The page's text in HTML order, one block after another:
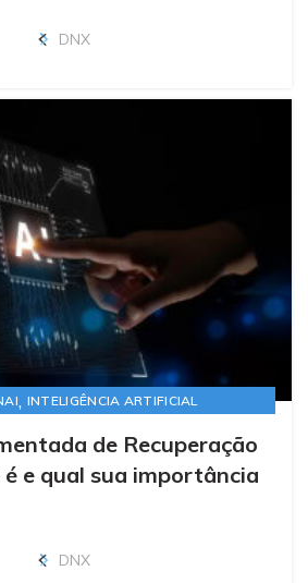
DNX
, INTELIGÊNCIA ARTIFICIAL
de Recuperação
é e qual sua importância
DNX